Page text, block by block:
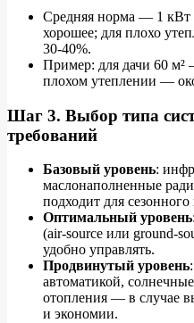
Средняя норма — 1 кВт
хорошее; для плохо
30-40%.
Пример: для дачи 60 м²
плохом утеплении —
Шаг 3. Выбор типа
требований
Базовый уровень:
маслонаполненные
подходит для сезонного
Оптимальный уровень
(air-source или ground-
удобно управлять.
Продвинутый уровень
автоматикой,
отопления — в случае
и экономии.